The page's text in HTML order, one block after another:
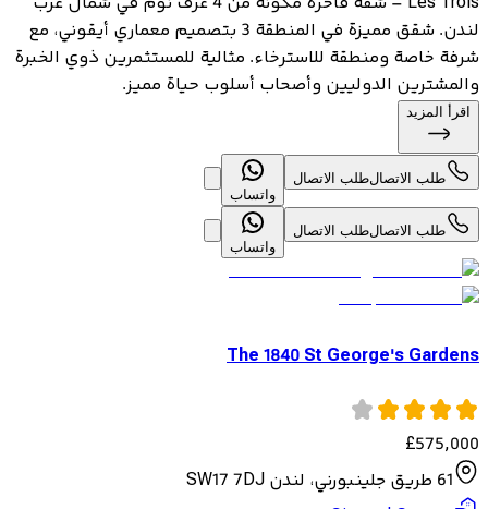
لندن. شقق مميزة في المنطقة 3 بتصميم معماري أيقوني، مع
شرفة خاصة ومنطقة للاسترخاء. مثالية للمستثمرين ذوي الخبرة
والمشترين الدوليين وأصحاب أسلوب حياة مميز.
اقرأ المزيد
طلب الاتصالطلب الاتصال
واتساب
طلب الاتصالطلب الاتصال
واتساب
The 1840 St George's Gardens
£575,000
61 طريق جلينبورني، لندن SW17 7DJ